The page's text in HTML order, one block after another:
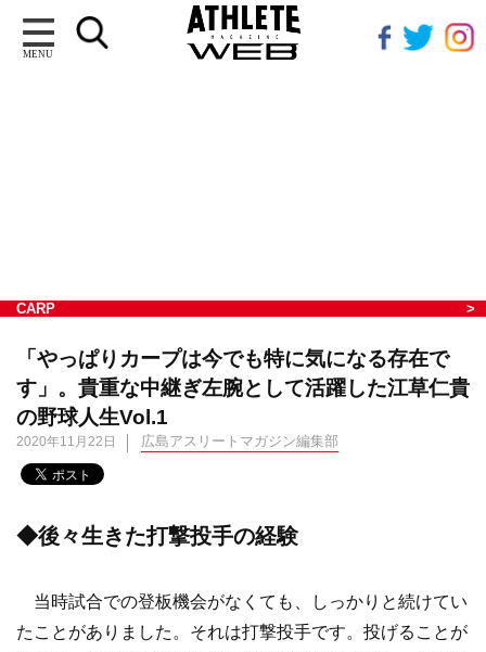
MENU
CARP
「やっぱりカープは今でも特に気になる存在で
す」。貴重な中継ぎ左腕として活躍した江草仁貴
の野球人生Vol.1
2020年11月22日 広島アスリートマガジン編集部
◆後々生きた打撃投手の経験
当時試合での登板機会がなくても、しっかりと続けてい
たことがありました。それは打撃投手です。投げることが